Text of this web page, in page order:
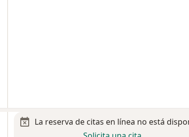
La reserva de citas en línea no está